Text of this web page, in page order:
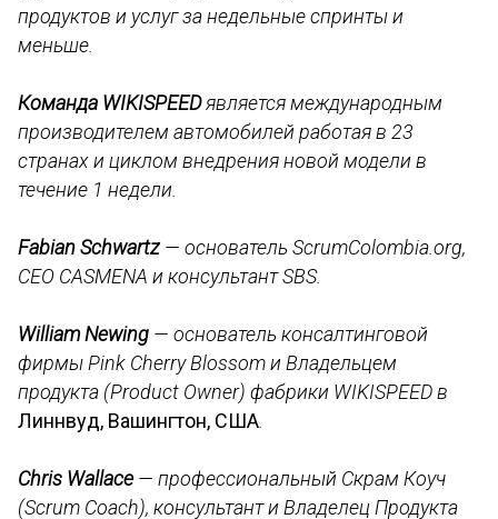
продуктов и услуг за недельные спринты и
меньше.
Команда WIKISPEEDявляется международным
производителем автомобилей работая в 23
странах и циклом внедрения новой модели в
течение 1 недели.
Fabian Schwartz— основатель ScrumColombia.org,
СEO CASMENA и консультант SBS.
William Newing — основатель консалтинговой
фирмы Pink Cherry Blossom и Владельцем
продукта (Product Owner) фабрики WIKISPEED в
Линнвуд, Вашингтон, США
Chris Wallace— профессиональный Скрам Коуч
(Scrum Coach), консультант и Владелец Продукта